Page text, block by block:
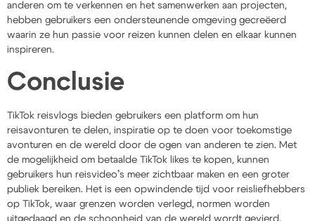
anderen om te verkennen en het samenwerken aan projecten,
hebben gebruikers een ondersteunende omgeving gecreëerd
waarin ze hun passie voor reizen kunnen delen en elkaar kunnen
inspireren.
Conclusie
TikTok reisvlogs bieden gebruikers een platform om hun
reisavonturen te delen, inspiratie op te doen voor toekomstige
avonturen en de wereld door de ogen van anderen te zien. Met
de mogelijkheid om betaalde TikTok likes te kopen, kunnen
gebruikers hun reisvideo’s meer zichtbaar maken en een groter
publiek bereiken. Het is een opwindende tijd voor reisliefhebbers
op TikTok, waar grenzen worden verlegd, normen worden